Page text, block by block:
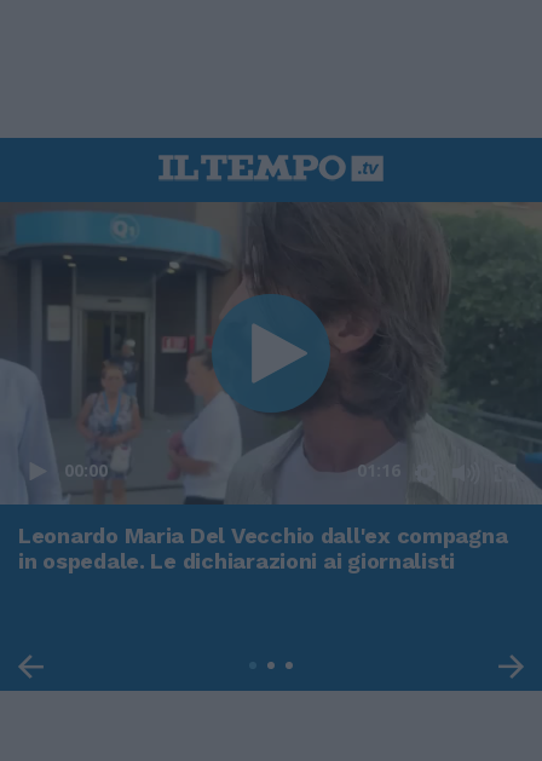
00:00 01:16
Leonardo Maria Del Vecchio dall'ex compagna
in ospedale. Le dichiarazioni ai giornalisti